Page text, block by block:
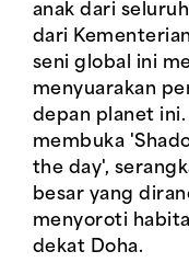
anak dari
dari
seni global ini
menyuarakan
depan planet ini.
membuka
the day',
besar yang
menyoroti
dekat Doha.